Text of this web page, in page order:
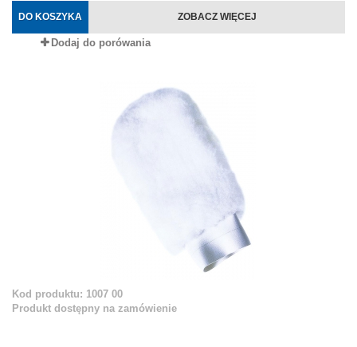
DO KOSZYKA ZOBACZ WIĘCEJ
Dodaj do porówania
Kod produktu: 1007 00
Produkt dostępny na zamówienie